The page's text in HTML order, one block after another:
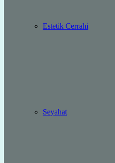
Estetik Cerrahi
Seyahat